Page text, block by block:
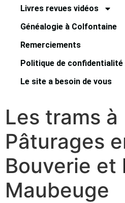
Livres revues vidéos
Généalogie à Colfontaine
Remerciements
Politique de confidentialité
Le site a besoin de vous
Les trams à
Pâturages
Bouverie et
Maubeuge